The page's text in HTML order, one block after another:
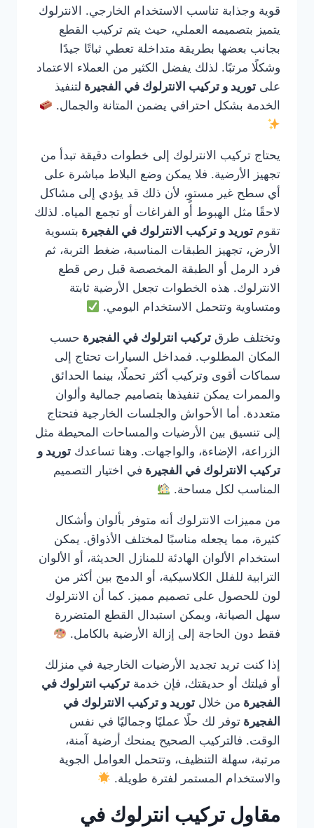
قوية وجذابة تناسب الاستخدام الخارجي. الانترلوك
يتميز بتصميمه العملي، حيث يتم تركيب القطع
بجانب بعضها بطريقة متداخلة تعطي ثباتًا جيدًا
وشكلًا مرتبًا. لذلك يفضل الكثير من العملاء الاعتماد
على توريد و تركيب الانترلوك في الفجيرة لتنفيذ
الخدمة بشكل احترافي يضمن المتانة والجمال.
يحتاج تركيب الانترلوك إلى خطوات دقيقة تبدأ من
تجهيز الأرضية. فلا يمكن وضع البلاط مباشرة على
أي سطح غير مستوٍ، لأن ذلك قد يؤدي إلى مشاكل
لاحقًا مثل الهبوط أو الفراغات أو تجمع المياه. لذلك
تقوم توريد و تركيب الانترلوك في الفجيرة بتسوية
الأرض، تجهيز الطبقات المناسبة، ضغط التربة، ثم
فرد الرمل أو الطبقة المخصصة قبل رص قطع
الانترلوك. هذه الخطوات تجعل الأرضية ثابتة
ومتساوية وتتحمل الاستخدام اليومي.
وتختلف طرق تركيب انترلوك في الفجيرة حسب
المكان المطلوب. فمداخل السيارات تحتاج إلى
سماكات أقوى وتركيب أكثر تحملًا، بينما الحدائق
والممرات يمكن تنفيذها بتصاميم جمالية وألوان
متعددة. أما الأحواش والجلسات الخارجية فتحتاج
إلى تنسيق بين الأرضيات والمساحات المحيطة مثل
الزراعة، الإضاءة، والواجهات. وهنا تساعدك توريد و
تركيب الانترلوك في الفجيرة في اختيار التصميم
المناسب لكل مساحة.
من مميزات الانترلوك أنه متوفر بألوان وأشكال
كثيرة، مما يجعله مناسبًا لمختلف الأذواق. يمكن
استخدام الألوان الهادئة للمنازل الحديثة، أو الألوان
الترابية للفلل الكلاسيكية، أو الدمج بين أكثر من
لون للحصول على تصميم مميز. كما أن الانترلوك
سهل الصيانة، ويمكن استبدال القطع المتضررة
فقط دون الحاجة إلى إزالة الأرضية بالكامل.
إذا كنت تريد تجديد الأرضيات الخارجية في منزلك
أو فيلتك أو حديقتك، فإن خدمة تركيب انترلوك في
الفجيرة من خلال توريد و تركيب الانترلوك في
الفجيرة توفر لك حلًا عمليًا وجماليًا في نفس
الوقت. فالتركيب الصحيح يمنحك أرضية آمنة،
مرتبة، سهلة التنظيف، وتتحمل العوامل الجوية
والاستخدام المستمر لفترة طويلة.
مقاول تركيب انترلوك في